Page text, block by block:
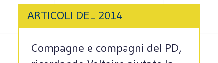
ARTICOLI DEL 2014
Compagne e compagni del PD,